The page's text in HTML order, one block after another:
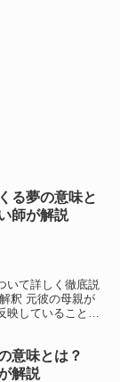
る夢の意味と
師が解説
いて詳しく徹底説
釈 元彼の母親が
していることが
意味とは？
解説